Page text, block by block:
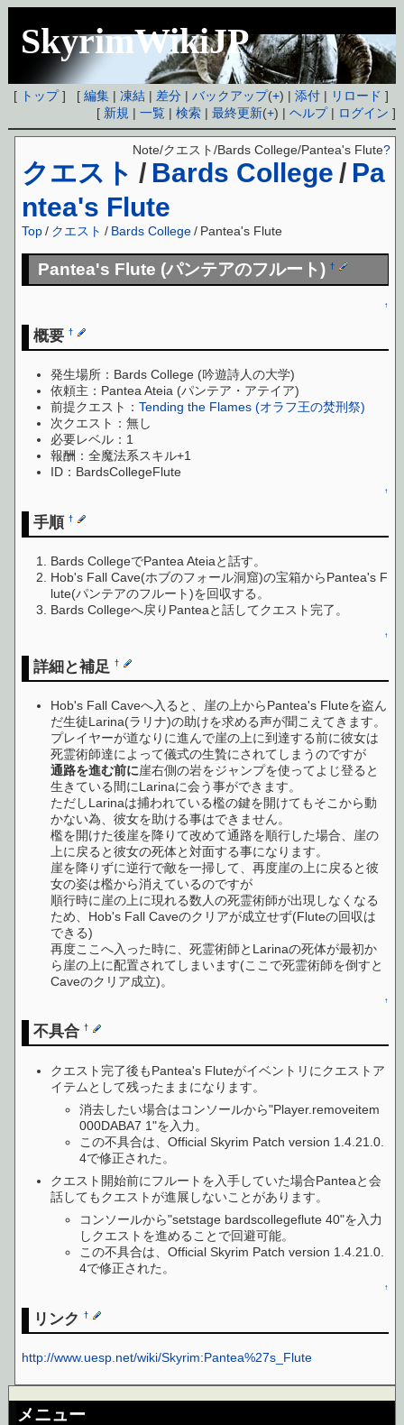
SkyrimWikiJP
[ トップ] [編集 |凍結 | 差分 |バックアップ(+) |添付 | リロード ]
[ 新規 |一覧 |検索 |最終更新(+) |ヘルプ| ログイン ]
クエスト / Bards College / Pa
ntea's Flute
Note/クエスト/Bards College/Pantea's Flute?
Top / クエスト / Bards College/ Pantea's Flute
Pantea's Flute (パンテアのフルート)†
↑
概要†
発生場所：Bards College (吟遊詩人の大学)
依頼主：Pantea Ateia (パンテア・アテイア)
前提クエスト：Tending the Flames (オラフ王の焚刑祭)
次クエスト：無し
必要レベル：1
報酬：全魔法系スキル+1
ID：BardsCollegeFlute
↑
手順†
Bards CollegeでPantea Ateiaと話す。
Hob's Fall Cave(ホブのフォール洞窟)の宝箱からPantea's F
lute(パンテアのフルート)を回収する。
Bards Collegeへ戻りPanteaと話してクエスト完了。
↑
詳細と補足†
Hob's Fall Caveへ入ると、崖の上からPantea's Fluteを盗ん
だ生徒Larina(ラリナ)の助けを求める声が聞こえてきます。
プレイヤーが道なりに進んで崖の上に到達する前に彼女は
死霊術師達によって儀式の生贄にされてしまうのですが
通路を進む前に崖右側の岩をジャンプを使ってよじ登ると
生きている間にLarinaに会う事ができます。
ただしLarinaは捕われている檻の鍵を開けてもそこから動
かない為、彼女を助ける事はできません。
檻を開けた後崖を降りて改めて通路を順行した場合、崖の
上に戻ると彼女の死体と対面する事になります。
崖を降りずに逆行で敵を一掃して、再度崖の上に戻ると彼
女の姿は檻から消えているのですが
順行時に崖の上に現れる数人の死霊術師が出現しなくなる
ため、Hob's Fall Caveのクリアが成立せず(Fluteの回収は
できる)
再度ここへ入った時に、死霊術師とLarinaの死体が最初か
ら崖の上に配置されてしまいます(ここで死霊術師を倒すと
Caveのクリア成立)。
↑
不具合†
クエスト完了後もPantea's Fluteがイベントリにクエストア
イテムとして残ったままになります。
消去したい場合はコンソールから"Player.removeitem
000DABA7 1"を入力。
この不具合は、Official Skyrim Patch version 1.4.21.0.
4で修正された。
クエスト開始前にフルートを入手していた場合Panteaと会
話してもクエストが進展しないことがあります。
コンソールから"setstage bardscollegeflute 40"を入力
しクエストを進めることで回避可能。
この不具合は、Official Skyrim Patch version 1.4.21.0.
4で修正された。
↑
リンク†
http://www.uesp.net/wiki/Skyrim:Pantea%27s_Flute
メニュー